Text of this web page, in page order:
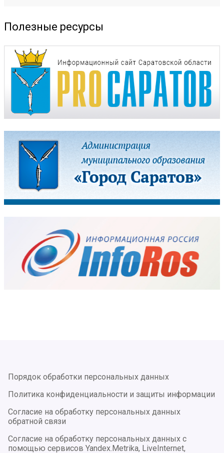
Полезные ресурсы
Порядок обработки персональных данных
Политика конфиденциальности и защиты информации
Согласие на обработку персональных данных
обратной связи
Согласие на обработку персональных данных с
помощью сервисов Yandex.Metrika, LiveInternet,